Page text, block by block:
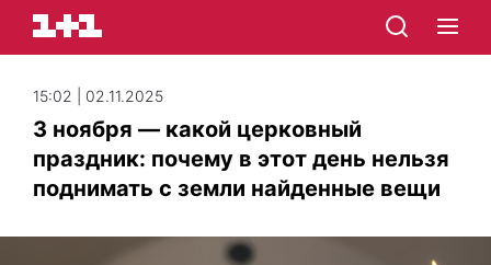
15:02 | 02.11.2025
3 ноября — какой церковный
праздник: почему в этот день нельзя
поднимать с земли найденные вещи